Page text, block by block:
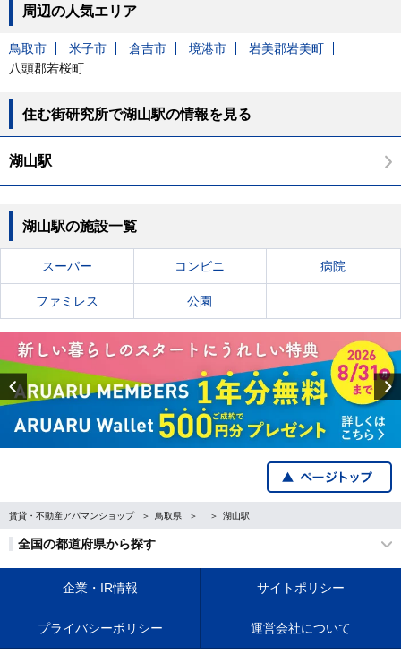
周辺の人気エリア
鳥取市 米子市 倉吉市 境港市
岩美郡岩美町
八頭郡若桜町
住む街研究所で湖山駅の情報を見る
湖山駅
湖山駅の施設一覧
スーパー コンビニ 病院
ファミレス 公園
Previous
賃貸・不動産アパマンショップ 鳥取県 湖山駅
全国の都道府県から探す
企業・IR情報 サイトポリシー
プライバシーポリシー 運営会社について